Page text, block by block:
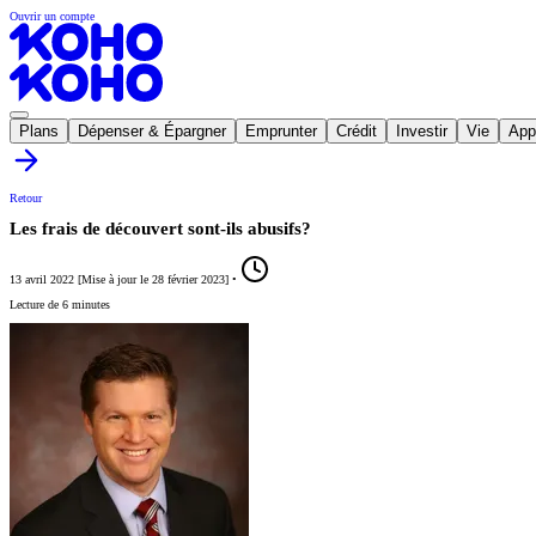
Ouvrir un compte
Plans Dépenser & Épargner Emprunter Crédit Investir Vie
Retour
Les frais de découvert sont-ils abusifs?
13 avril 2022 [Mise à jour le 28 février 2023] •
Lecture de 6 minutes